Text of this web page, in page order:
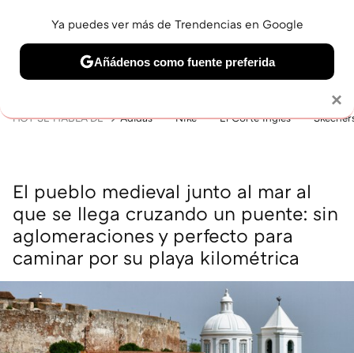
BELLEZA SHOPPING VIAJES GASTRO SNEAKERS
HOY SE HABLA DE Adidas Nike El Corte Inglés
El pueblo medieval junto al mar al
que se llega cruzando un puente: sin
aglomeraciones y perfecto para
caminar por su playa kilométrica
×
Ya puedes ver más de Trendencias en Google
Añádenos como fuente preferida